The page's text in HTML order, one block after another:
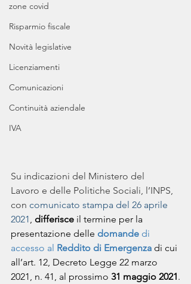
zone covid
Risparmio fiscale
Novità legislative
Licenziamenti
Comunicazioni
Continuità aziendale
IVA
Su indicazioni del Ministero del
Lavoro e delle Politiche Sociali, l’INPS,
con comunicato stampa del 26 aprile
2021, differisce il termine per la
presentazione delle domande di
accesso al Reddito di Emergenza di cui
all’art. 12, Decreto Legge 22 marzo
2021, n. 41, al prossimo 31 maggio 2021.